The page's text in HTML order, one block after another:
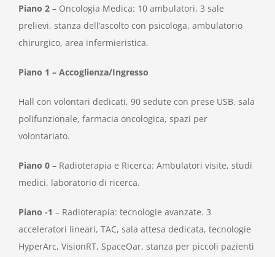
Piano 2– Oncologia Medica: 10 ambulatori, 3 sale
prelievi, stanza dell’ascolto con psicologa, ambulatorio
chirurgico, area infermieristica.
Piano 1 – Accoglienza/Ingresso
Hall con volontari dedicati, 90 sedute con prese USB, sala
polifunzionale, farmacia oncologica, spazi per
volontariato.
Piano 0 – Radioterapia e Ricerca: Ambulatori visite, studi
medici, laboratorio di ricerca.
Piano -1 – Radioterapia: tecnologie avanzate. 3
acceleratori lineari, TAC, sala attesa dedicata, tecnologie
HyperArc, VisionRT, SpaceOar, stanza per piccoli pazienti